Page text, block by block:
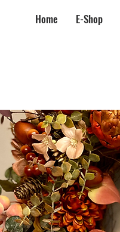
Home E-Shop